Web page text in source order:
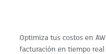
Optimiza tus costos en
facturación en tiempo